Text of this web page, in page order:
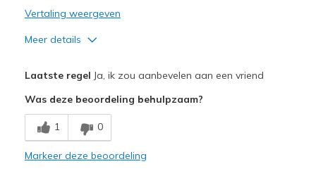
Vertaling weergeven
Meer details
Breathe Well
Comfortable
Laatste regel Ja, ik zou aanbevelen aan een vriend
Was deze beoordeling behulpzaam?
1 0
Markeer deze beoordeling